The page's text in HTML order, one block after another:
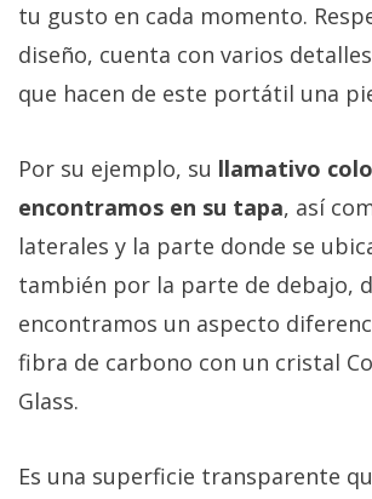
tu gusto en cada momento.
diseño, cuenta con varios
que hacen de este portátil una
Por su ejemplo, su llamativo
encontramos en su tapa, así
laterales y la parte donde se
también por la parte de debajo,
encontramos un aspecto
fibra de carbono con un cristal
Glass.
Es una superficie transparente